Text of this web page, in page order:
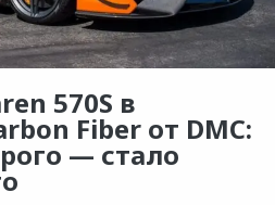
570S в
Fiber от DMC:
— стало